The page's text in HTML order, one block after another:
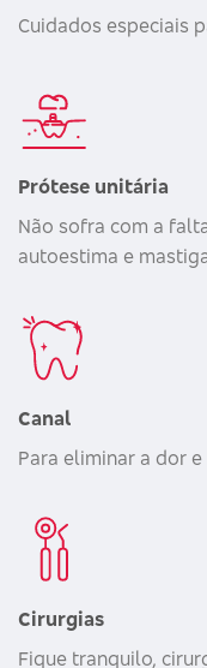
Cuidados especiais
Prótese unitária
Não sofra com a
autoestima e
Canal
Para eliminar a dor
Cirurgias
Fique tranquilo,